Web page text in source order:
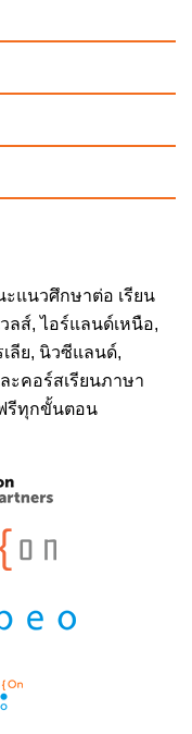
ะแนวศึกษาต่อ เรียน
ลส์, ไอร์แลนด์เหนือ,
ลีย, นิวซีแลนด์,
ะคอร์สเรียนภาษา
ฟรีทุกขั้นตอน